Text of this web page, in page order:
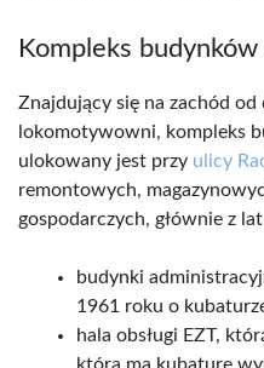
Kompleks
Znajdujący się na zachód od
lokomotywowni, kompleks
ulokowany jest przy ulicy
remontowych,
gospodarczych, głównie z
budynki
1961 roku o
hala obsługi EZT,